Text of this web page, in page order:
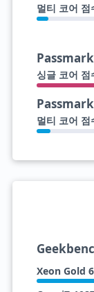
멀티 코어 점
싱글 코어 점
멀티 코어 점
Xeon Gold